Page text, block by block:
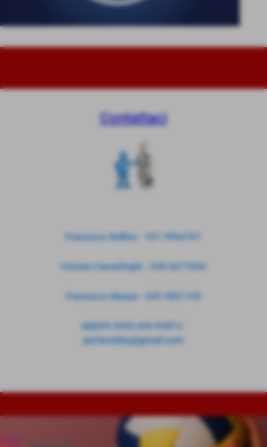
Contattaci
Francesco Ruffino - 331 9966767
Cristian Camarlinghi - 338 6677836
Francesco Maraia - 345 5801100
oppure invia una mail a :
perlavolley@gmail.com